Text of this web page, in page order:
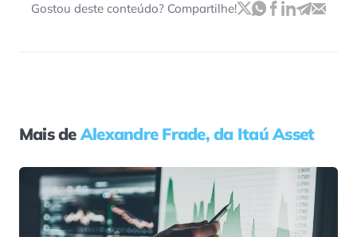
Gostou deste conteúdo? Compartilhe!
Mais deAlexandre Frade, da Itaú Asset